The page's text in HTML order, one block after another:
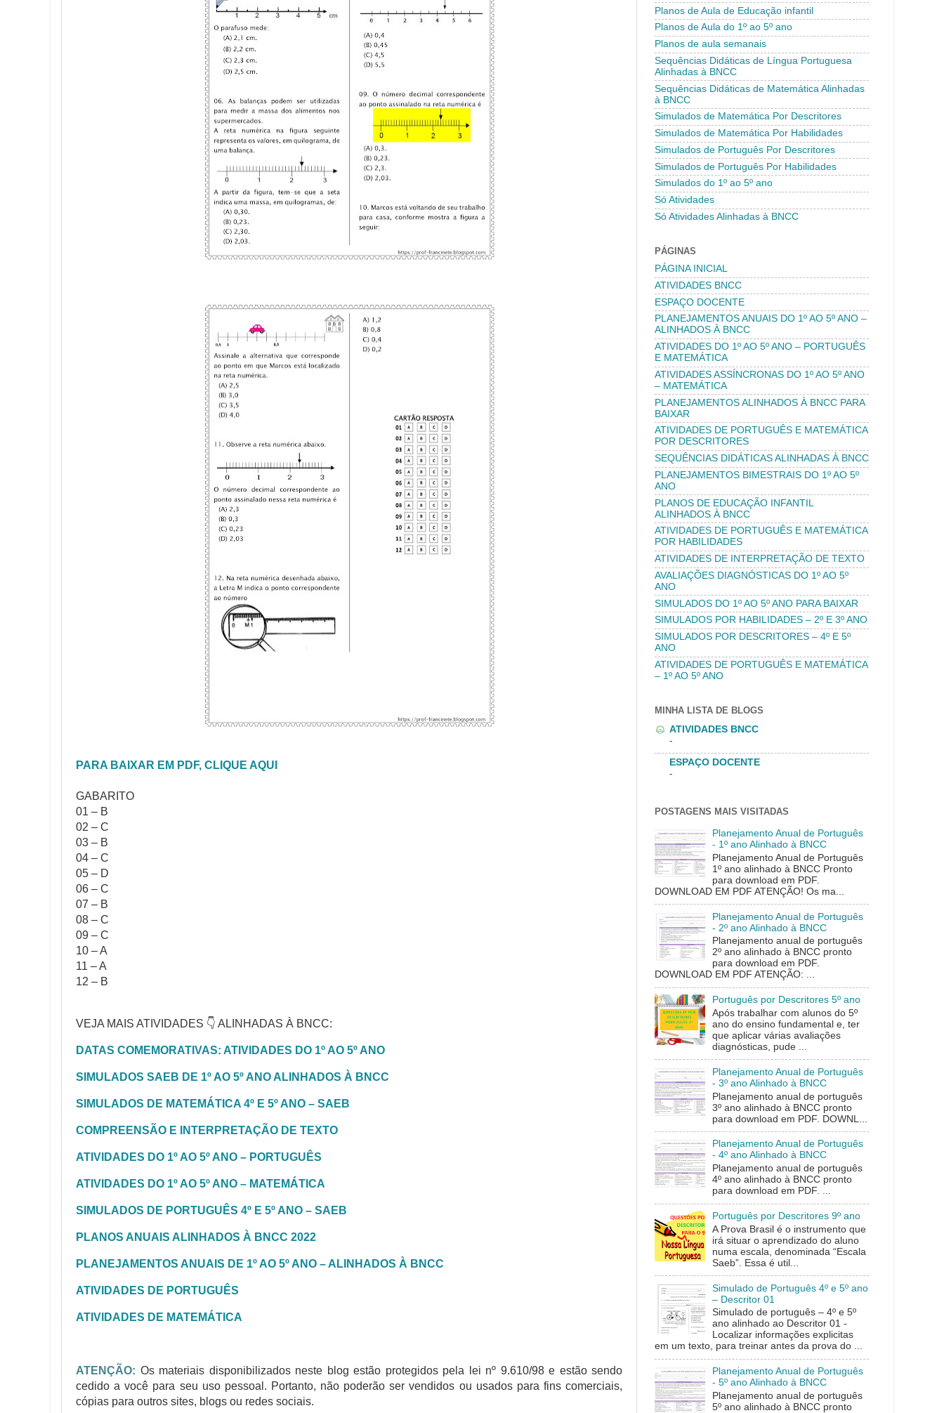
PARA BAIXAR EM PDF, CLIQUE AQUI
GABARITO
01 – B
02 – C
03 – B
04 – C
05 – D
06 – C
07 – B
08 – C
09 – C
10 – A
11 – A
12 – B
VEJA MAIS ATIVIDADES 👇 ALINHADAS À BNCC:
DATAS COMEMORATIVAS: ATIVIDADES DO 1º AO 5º ANO
SIMULADOS SAEB DE 1º AO 5º ANO ALINHADOS À BNCC
SIMULADOS DE MATEMÁTICA 4º E 5º ANO – SAEB
COMPREENSÃO E INTERPRETAÇÃO DE TEXTO
ATIVIDADES DO 1º AO 5º ANO – PORTUGUÊS
ATIVIDADES DO 1º AO 5º ANO – MATEMÁTICA
SIMULADOS DE PORTUGUÊS 4º E 5º ANO – SAEB
PLANOS ANUAIS ALINHADOS À BNCC 2022
PLANEJAMENTOS ANUAIS DE 1º AO 5º ANO – ALINHADOS À BNCC
ATIVIDADES DE PORTUGUÊS
ATIVIDADES DE MATEMÁTICA
ATENÇÃO: Os materiais disponibilizados neste blog estão protegidos pela lei nº 9.610/98 e estão sendo
cedido a você para seu uso pessoal. Portanto, não poderão ser vendidos ou usados para fins comerciais,
cópias para outros sites, blogs ou redes sociais.
Planos de Aula de Educação infantil
Planos de Aula do 1º ao 5º ano
Planos de aula semanais
Sequências Didáticas de Língua Portuguesa
Alinhadas à BNCC
Sequências Didáticas de Matemática Alinhadas
à BNCC
Simulados de Matemática Por Descritores
Simulados de Matemática Por Habilidades
Simulados de Português Por Descritores
Simulados de Português Por Habilidades
Simulados do 1º ao 5º ano
Só Atividades
Só Atividades Alinhadas à BNCC
PÁGINAS
PÁGINA INICIAL
ATIVIDADES BNCC
ESPAÇO DOCENTE
PLANEJAMENTOS ANUAIS DO 1º AO 5º ANO –
ALINHADOS À BNCC
ATIVIDADES DO 1º AO 5º ANO – PORTUGUÊS
E MATEMÁTICA
ATIVIDADES ASSÍNCRONAS DO 1º AO 5º ANO
– MATEMÁTICA
PLANEJAMENTOS ALINHADOS À BNCC PARA
BAIXAR
ATIVIDADES DE PORTUGUÊS E MATEMÁTICA
POR DESCRITORES
SEQUÊNCIAS DIDÁTICAS ALINHADAS À BNCC
PLANEJAMENTOS BIMESTRAIS DO 1º AO 5º
ANO
PLANOS DE EDUCAÇÃO INFANTIL
ALINHADOS À BNCC
ATIVIDADES DE PORTUGUÊS E MATEMÁTICA
POR HABILIDADES
ATIVIDADES DE INTERPRETAÇÃO DE TEXTO
AVALIAÇÕES DIAGNÓSTICAS DO 1º AO 5º
ANO
SIMULADOS DO 1º AO 5º ANO PARA BAIXAR
SIMULADOS POR HABILIDADES – 2º E 3º ANO
SIMULADOS POR DESCRITORES – 4º E 5º
ANO
ATIVIDADES DE PORTUGUÊS E MATEMÁTICA
– 1º AO 5º ANO
MINHA LISTA DE BLOGS
ATIVIDADES BNCC
-
ESPAÇO DOCENTE
-
POSTAGENS MAIS VISITADAS
Planejamento Anual de Português
- 1º ano Alinhado à BNCC
Planejamento Anual de Português
1º ano alinhado à BNCC Pronto
para download em PDF.
DOWNLOAD EM PDF ATENÇÃO! Os ma...
Planejamento Anual de Português
- 2º ano Alinhado à BNCC
Planejamento anual de português
2º ano alinhado à BNCC pronto
para download em PDF.
DOWNLOAD EM PDF ATENÇÃO: ...
Português por Descritores 5º ano
Após trabalhar com alunos do 5º
ano do ensino fundamental e, ter
que aplicar várias avaliações
diagnósticas, pude ...
Planejamento Anual de Português
- 3º ano Alinhado à BNCC
Planejamento anual de português
3º ano alinhado à BNCC pronto
para download em PDF. DOWNL...
Planejamento Anual de Português
- 4º ano Alinhado à BNCC
Planejamento anual de português
4º ano alinhado à BNCC pronto
para download em PDF. ...
Português por Descritores 9º ano
A Prova Brasil é o instrumento que
irá situar o aprendizado do aluno
numa escala, denominada “Escala
Saeb”. Essa é util...
Simulado de Português 4º e 5º ano
– Descritor 01
Simulado de português – 4º e 5º
ano alinhado ao Descritor 01 -
Localizar informações explicitas
em um texto, para treinar antes da prova do ...
Planejamento Anual de Português
- 5º ano Alinhado à BNCC
Planejamento anual de português
5º ano alinhado à BNCC pronto